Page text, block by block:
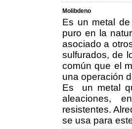
Molibdeno
Es un metal
puro en la
asociado a
sulfurados, de
común que el
una operación
Es un metal
aleaciones,
resistentes.
se usa para